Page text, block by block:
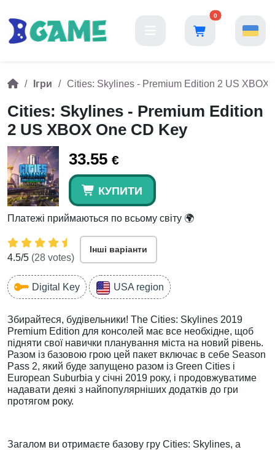
0
Ігри Cities: Skylines - Premium Edition 2 US XBOX
Cities: Skylines - Premium Edition
2 US XBOX One CD Key
33.55 €
КУПИТИ
Платежі приймаються по всьому світу 🌍
4.5/5 (28 votes)
Інші варіанти
Digital Key USA region
Збирайтеся, будівельники! The Cities: Skylines 2019
Premium Edition для консолей має все необхідне, щоб
підняти свої навички планування міста на новий рівень.
Разом із базовою грою цей пакет включає в себе Season
Pass 2, який буде запущено разом із Green Cities і
European Suburbia у січні 2019 року, і продовжуватиме
надавати деякі з найпопулярніших додатків до гри
протягом року.
Загалом ви отримаєте базову гру Cities: Skylines, а